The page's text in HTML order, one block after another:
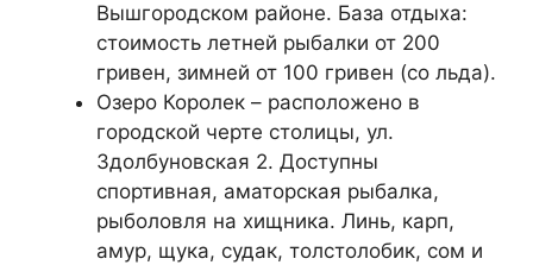
Вышгородском районе. База отдыха:
стоимость летней рыбалки от 200
гривен, зимней от 100 гривен (со льда).
Озеро Королек – расположено в
городской черте столицы, ул.
Здолбуновская 2. Доступны
спортивная, аматорская рыбалка,
рыболовля на хищника. Линь, карп,
амур, щука, судак, толстолобик, сом и